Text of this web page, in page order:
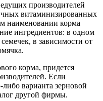
производителей
витаминизированных
наименовании корма
ингредиентов: в одном
в зависимости от
корма, придется
Если
либо варианта зерновой
другой фирмы.